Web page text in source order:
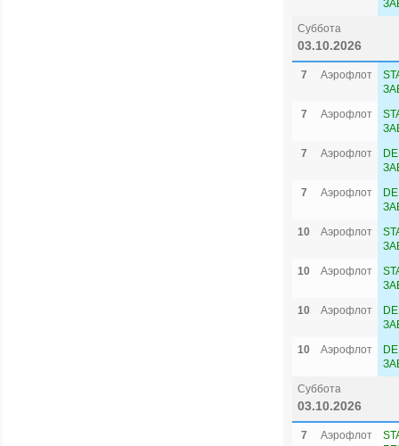
Суббота
03.10.2026
7 Аэрофлот
7
Аэрофлот
7
Аэрофлот
7
Аэрофлот
10
Аэрофлот
10
Аэрофлот
10
Аэрофлот
10
Аэрофлот
Суббота
03.10.2026
7 Аэрофлот